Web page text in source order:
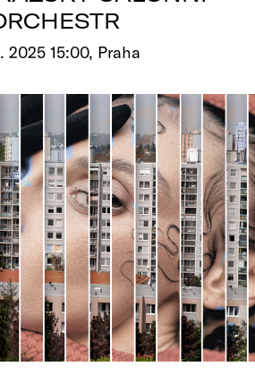
2025 15:00, Praha